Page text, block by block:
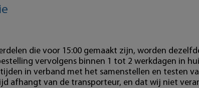
die voor 15:00 gemaakt zijn, worden
vervolgens binnen 1 tot 2 werkdagen in
in verband met het samenstellen en testen
afhangt van de transporteur, en dat wij niet